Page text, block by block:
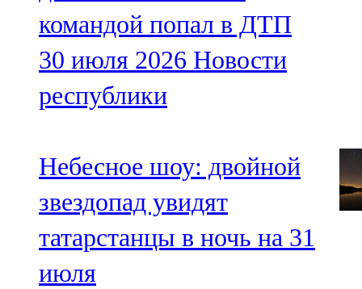
командой попал в ДТП
30 июля 2026 Новости
республики
Небесное шоу: двойной
звездопад увидят
татарстанцы в ночь на 31
июля